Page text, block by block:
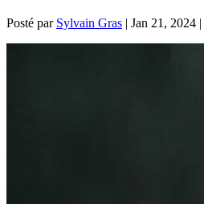
Posté par Sylvain Gras | Jan 21, 2024 |